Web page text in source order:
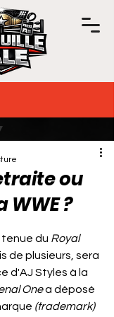
ou
?
tenue du Royal
de plusieurs, sera
d'AJ Styles à la
One a déposé
(trademark)